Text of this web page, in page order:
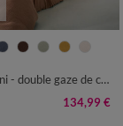
Linge de lit uni - double gaze de coton
134,99 €